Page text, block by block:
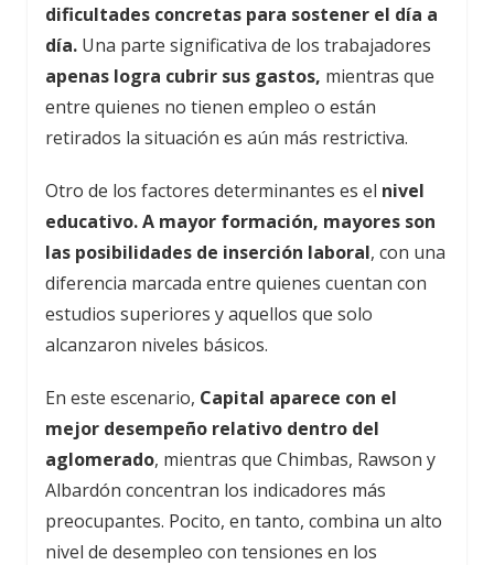
dificultades concretas para sostener el día a
día. Una parte significativa de los trabajadores
apenas logra cubrir sus gastos, mientras que
entre quienes no tienen empleo o están
retirados la situación es aún más restrictiva.
Otro de los factores determinantes es el nivel
educativo. A mayor formación, mayores son
las posibilidades de inserción laboral, con una
diferencia marcada entre quienes cuentan con
estudios superiores y aquellos que solo
alcanzaron niveles básicos.
En este escenario, Capital aparece con el
mejor desempeño relativo dentro del
aglomerado, mientras que Chimbas, Rawson y
Albardón concentran los indicadores más
preocupantes. Pocito, en tanto, combina un alto
nivel de desempleo con tensiones en los